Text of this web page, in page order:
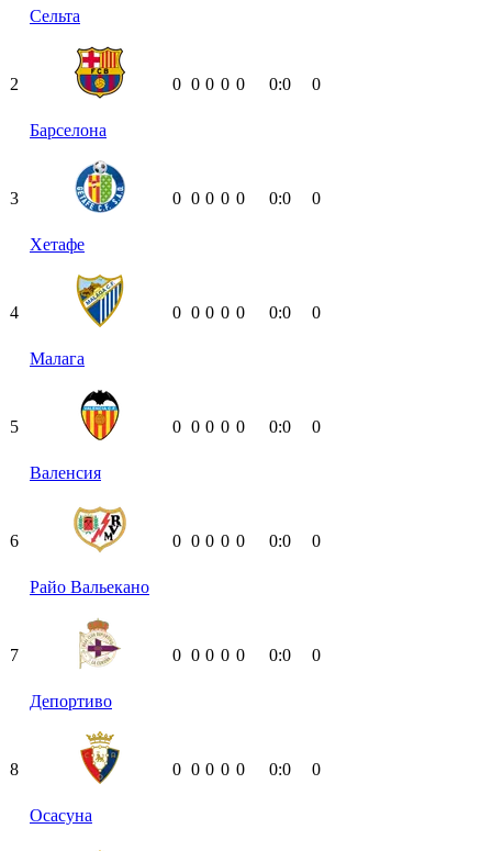
Сельта
2
Барселона
0 0 0 0 0 0:0 0
3
Хетафе
0 0 0 0 0 0:0 0
4
Малага
0 0 0 0 0 0:0 0
5
Валенсия
0 0 0 0 0 0:0 0
6
Райо Вальекано
0 0 0 0 0 0:0 0
7
Депортиво
0 0 0 0 0 0:0 0
8
Осасуна
0 0 0 0 0 0:0 0